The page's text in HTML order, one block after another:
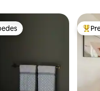
dos hóspedes